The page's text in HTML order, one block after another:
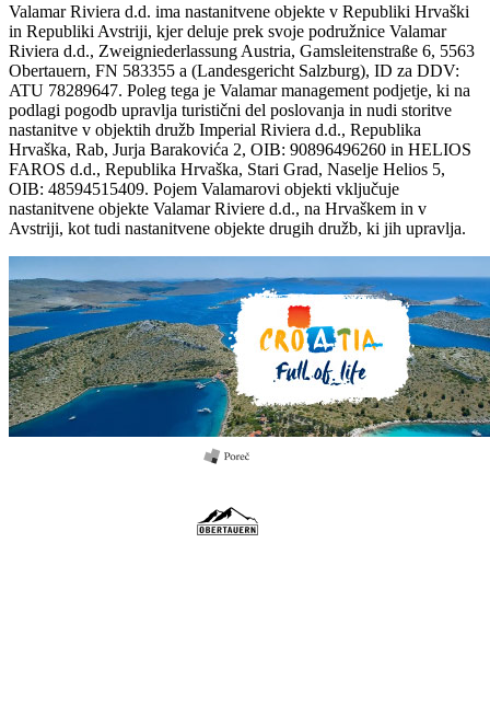
Valamar Riviera d.d. ima nastanitvene objekte v Republiki Hrvaški
in Republiki Avstriji, kjer deluje prek svoje podružnice Valamar
Riviera d.d., Zweigniederlassung Austria, Gamsleitenstraße 6, 5563
Obertauern, FN 583355 a (Landesgericht Salzburg), ID za DDV:
ATU 78289647. Poleg tega je Valamar management podjetje, ki na
podlagi pogodb upravlja turistični del poslovanja in nudi storitve
nastanitve v objektih družb Imperial Riviera d.d., Republika
Hrvaška, Rab, Jurja Barakovića 2, OIB: 90896496260 in HELIOS
FAROS d.d., Republika Hrvaška, Stari Grad, Naselje Helios 5,
OIB: 48594515409. Pojem Valamarovi objekti vključuje
nastanitvene objekte Valamar Riviere d.d., na Hrvaškem in v
Avstriji, kot tudi nastanitvene objekte drugih družb, ki jih upravlja.